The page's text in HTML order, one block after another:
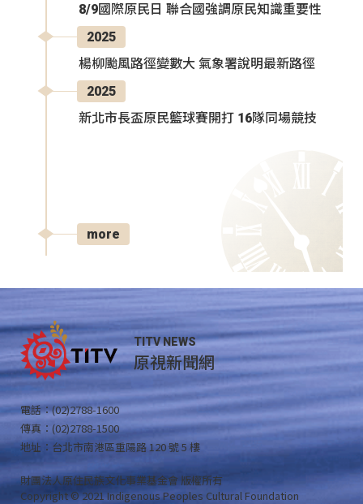
8/9國際原民日 聯合國強調原民知識重要性
2025
楊柳颱風路徑變數大 氣象署說明最新路徑
2025
新北市長盃原民籃球賽開打 16隊同場競技
more
TITV NEWS
原視新聞網
電話：(02)2788-1600
傳真：(02)2788-1500
地址：台北市南港區重陽路 120 號 5 樓
財團法人原住民族文化事業基金會 版權所有
Copyright © 2021 Indigenous Peoples Cultural Foundation